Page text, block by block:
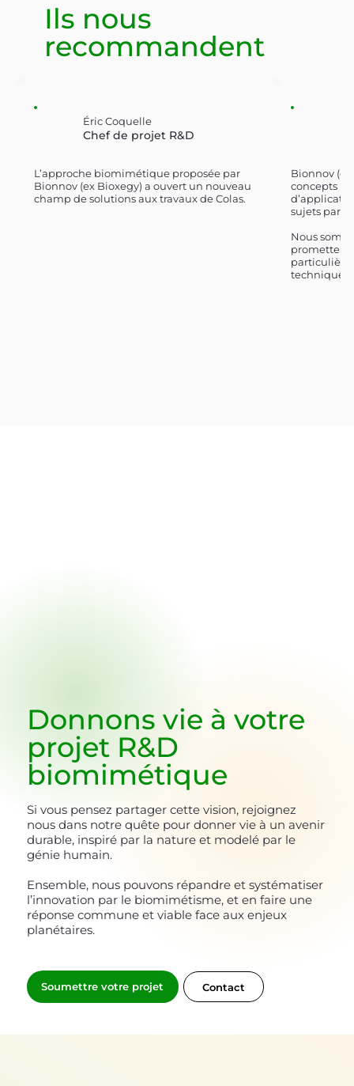
Ils nous
recommandent
Éric Coquelle
Chef de projet R&D
L’approche biomimétique proposée par
Bionnov (ex Bioxegy) a ouvert un nouveau
champ de solutions aux travaux de Colas.
Bionnov
concepts
sujets
Nous
prometteur
technique
Donnons vie à votre
projet R&D
biomimétique
Si vous pensez partager cette vision, rejoignez
nous dans notre quête pour donner vie à un avenir
durable, inspiré par la nature et modelé par le
génie humain.
Ensemble, nous pouvons répandre et systématiser
l’innovation par le biomimétisme, et en faire une
réponse commune et viable face aux enjeux
planétaires.
Soumettre votre projet Contact